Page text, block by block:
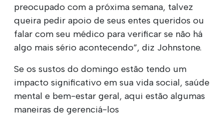
preocupado com a próxima semana, talvez
queira pedir apoio de seus entes queridos ou
falar com seu médico para verificar se não há
algo mais sério acontecendo”, diz Johnstone.
Se os sustos do domingo estão tendo um
impacto significativo em sua vida social, saúde
mental e bem-estar geral, aqui estão algumas
maneiras de gerenciá-los